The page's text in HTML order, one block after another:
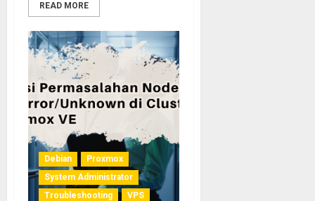
READ MORE
Debian
Proxmox
System Administrator
Troubleshooting
VPS